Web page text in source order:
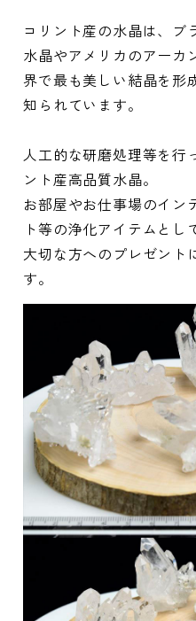
コリント産の水晶は、ブ
水晶やアメリカのアーカ
界で最も美しい結晶を形
知られています。
人工的な研磨処理等を行
ント産高品質水晶。
お部屋やお仕事場のイン
ト等の浄化アイテムとし
大切な方へのプレゼント
す。